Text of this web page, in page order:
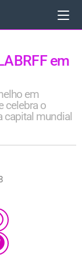
em
em
celebra o
capital mundial